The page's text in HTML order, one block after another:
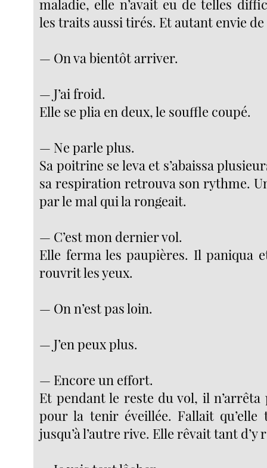
maladie, elle n’avait eu de telles
les traits aussi tirés. Et autant envie
— On va bientôt arriver.
— J’ai froid.
Elle se plia en deux, le souffle coupé.
— Ne parle plus.
Sa poitrine se leva et s’abaissa
sa respiration retrouva son rythme.
par le mal qui la rongeait.
— C’est mon dernier vol.
Elle ferma les paupières. Il paniqua
rouvrit les yeux.
— On n’est pas loin.
— J’en peux plus.
— Encore un effort.
Et pendant le reste du vol, il
pour la tenir éveillée. Fallait qu’elle
jusqu’à l’autre rive. Elle rêvait tant